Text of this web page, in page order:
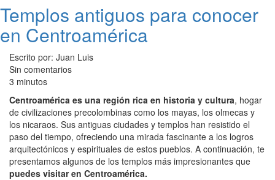
Templos antiguos para conocer
en Centroamérica
Escrito por: Juan Luis
Sin comentarios
3 minutos
Centroamérica es una región rica en historia y cultura, hogar
de civilizaciones precolombinas como los mayas, los olmecas y
los nicaraos. Sus antiguas ciudades y templos han resistido el
paso del tiempo, ofreciendo una mirada fascinante a los logros
arquitectónicos y espirituales de estos pueblos. A continuación, te
presentamos algunos de los templos más impresionantes que
puedes visitar en Centroamérica.